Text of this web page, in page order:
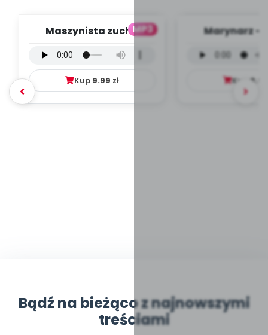
MP3
Maszynista zuch -
mp3)
Kup 9.99 zł
Marynarz -
Kup 9.99
Bądź na bieżąco z najnowszymi
treściami